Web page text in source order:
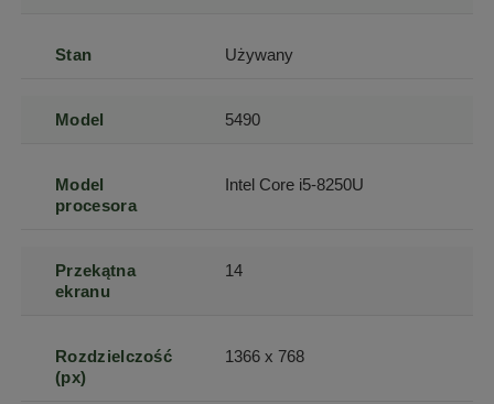
Stan Używany
Model 5490
Model
procesora
Intel Core i5-8250U
Przekątna
ekranu
14
Rozdzielczość
(px)
1366 x 768